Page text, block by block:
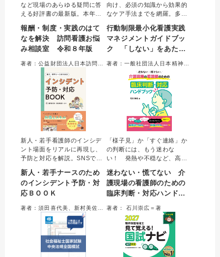
など現場のあらゆる疑問に答
える好評書の最新版。本年版
時改定に対応。ベースアップ
評価料の引上げや同一建物居
住者への評価の見直し等の最
わかりやすくまとめた。訪問
看護に携わる方、必読。
報酬・制度・実践のはて
なを解決 訪問看護お悩
み相談室 令和８年版
向け、必須の知識から効果的
なケア手法までを網羅。多様
制限に頼らない看護」を現場
に根づかせるプロセスや組織
マネジメントを詳解する。医
させるために欠かすことので
きない一冊。
行動制限最小化看護実践
マネジメントガイドブッ
ク 「しない」をあたり
くり方
新人・若手看護師のインシデ
ント場面をリアルに再現し、
予防と対応を解説。SNSで人
ある」漫画も収録。インシデ
ントの傾向と対策から報告書
の書き方まで網羅しチェック
人・若手から研修担当者まで
活用できる実践的な一冊。
新人・若手ナースのため
のインシデント予防・対
応ＢＯＯＫ
「様子見」か「すぐ連絡」か
の判断には、もう迷わな
い！ 発熱や不穏など、高齢
ないためのチェックポイント
を、経験豊富な介護施設の嘱
託医がズバリ解説。気後れし
を伝えるべきか」が明確にな
り自信につながる。
迷わない・慌てない 介
護現場の看護師のための
臨床判断・対応ハンドブ
著者： 石川崇広＝著